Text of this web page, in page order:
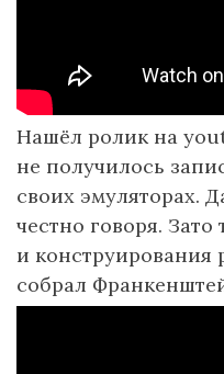
Нашёл ролик на
не получилось
своих эмуляторах.
честно говоря.
и конструирования
собрал